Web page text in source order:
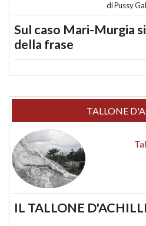
diPussy
Sul caso Mari-Murgia
della frase
TALLONE
IL TALLONE